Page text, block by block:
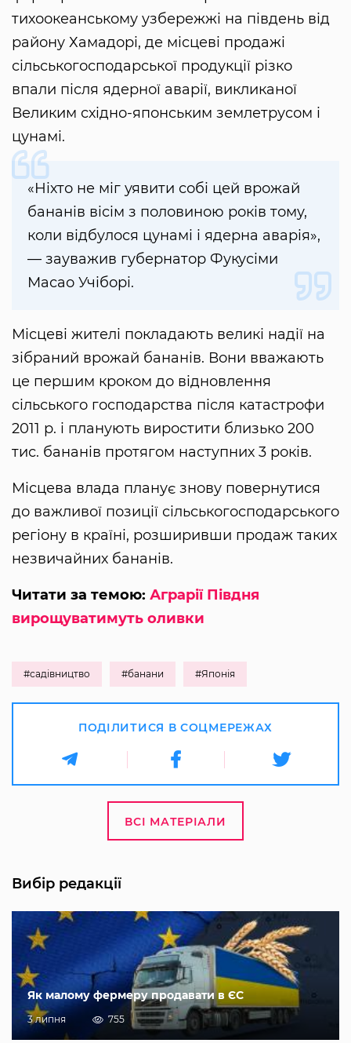
тихоокеанському узбережжі на південь від
району Хамадорі, де місцеві продажі
сільськогосподарської продукції різко
впали після ядерної аварії, викликаної
Великим східно-японським землетрусом і
цунамі.
«Ніхто не міг уявити собі цей врожай
бананів вісім з половиною років тому,
коли відбулося цунамі і ядерна аварія»,
— зауважив губернатор Фукусіми
Масао Учіборі.
Місцеві жителі покладають великі надії на
зібраний врожай бананів. Вони вважають
це першим кроком до відновлення
сільського господарства після катастрофи
2011 р. і планують виростити близько 200
тис. бананів протягом наступних 3 років.
Місцева влада планує знову повернутися
до важливої ​​позиції сільськогосподарського
регіону в країні, розширивши продаж таких
незвичайних бананів.
Читати за темою: Аграрії Півдня
вирощуватимуть оливки
#садівництво #банани #Японія
ПОДІЛИТИСЯ В СОЦМЕРЕЖАХ
ВСІ МАТЕРІАЛИ
Вибір редакції
Як малому фермеру продавати в ЄС
3 липня 755